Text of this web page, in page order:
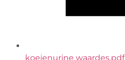
koeienurine waardes.pdf